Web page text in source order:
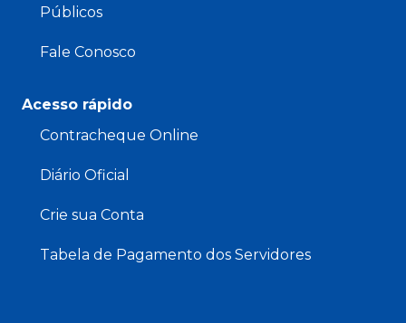
Públicos
Fale Conosco
Acesso rápido
Contracheque Online
Diário Oficial
Crie sua Conta
Tabela de Pagamento dos Servidores